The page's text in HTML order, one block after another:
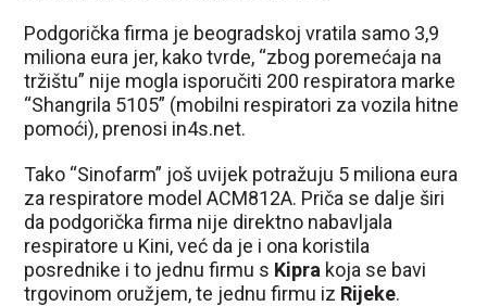
Podgorička firma je beogradskoj vratila samo 3,9
miliona eura jer, kako tvrde, “zbog poremećaja na
tržištu” nije mogla isporučiti 200 respiratora marke
“Shangrila 5105” (mobilni respiratori za vozila hitne
pomoći), prenosi in4s.net.
Tako “Sinofarm” još uvijek potražuju 5 miliona eura
za respiratore model ACM812A. Priča se dalje širi
da podgorička firma nije direktno nabavljala
respiratore u Kini, već da je i ona koristila
posrednike i to jednu firmu s Kipra koja se bavi
trgovinom oružjem, te jednu firmu iz Rijeke.